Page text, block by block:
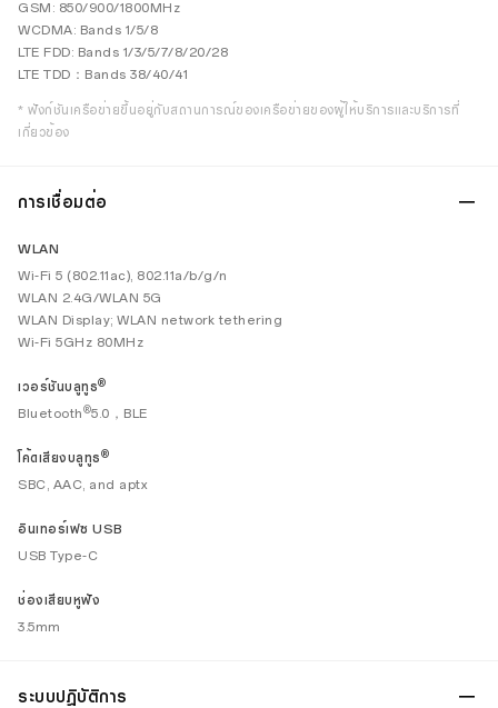
GSM: 850/900/1800MHz
WCDMA: Bands 1/5/8
LTE FDD: Bands 1/3/5/7/8/20/28
LTE TDD：Bands 38/40/41
* ฟังก์ชันเครือข่ายขึ้นอยู่กับสถานการณ์ของเครือข่ายของผู้ให้บริการและบริการที่
เกี่ยวข้อง
การเชื่อมต่อ
WLAN
Wi-Fi 5 (802.11ac), 802.11a/b/g/n
WLAN 2.4G/WLAN 5G
WLAN Display; WLAN network tethering
Wi-Fi 5GHz 80MHz
เวอร์ชันบลูทูธ®
Bluetooth ®5.0，BLE
โค้ดเสียงบลูทูธ ®
SBC, AAC, and aptx
อินเทอร์เฟซ USB
USB Type-C
ช่องเสียบหูฟัง
3.5mm
ระบบปฎิบัติการ